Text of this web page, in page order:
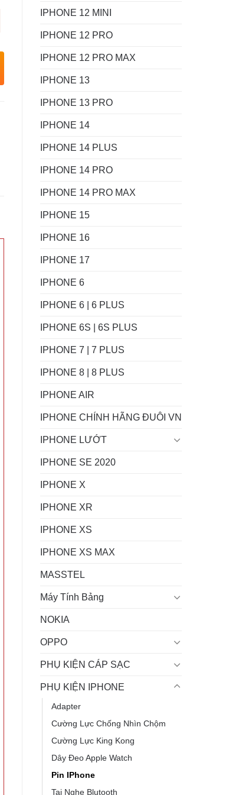
IPHONE 12 MINI
IPHONE 12 PRO
IPHONE 12 PRO MAX
IPHONE 13
IPHONE 13 PRO
IPHONE 14
IPHONE 14 PLUS
IPHONE 14 PRO
IPHONE 14 PRO MAX
IPHONE 15
IPHONE 16
IPHONE 17
IPHONE 6
IPHONE 6 | 6 PLUS
IPHONE 6S | 6S PLUS
IPHONE 7 | 7 PLUS
IPHONE 8 | 8 PLUS
IPHONE AIR
IPHONE CHÍNH HÃNG ĐUÔI VN
IPHONE LƯỚT
IPHONE SE 2020
IPHONE X
IPHONE XR
IPHONE XS
IPHONE XS MAX
MASSTEL
Máy Tính Bảng
NOKIA
OPPO
PHỤ KIỆN CÁP SẠC
PHỤ KIỆN IPHONE
Adapter
Cường Lực Chống Nhìn Chộm
Cường Lực King Kong
Dây Đeo Apple Watch
Pin IPhone
Tai Nghe Blutooth